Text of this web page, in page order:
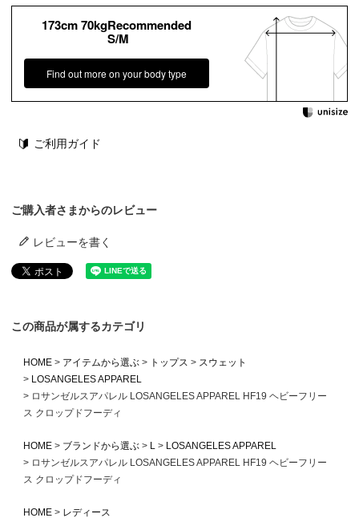
173cm 70kgRecommended
S/M
Find out more on your body type
ご利用ガイド
ご購入者さまからのレビュー
レビューを書く
この商品が属するカテゴリ
HOME アイテムから選ぶ トップス
スウェット
LOSANGELES APPAREL
ロサンゼルスアパレル LOSANGELES APPAREL HF19 ヘビーフリー
ス クロップドフーディ
HOME ブランドから選ぶ L
LOSANGELES APPAREL
ロサンゼルスアパレル LOSANGELES APPAREL HF19 ヘビーフリー
ス クロップドフーディ
HOME
レディース